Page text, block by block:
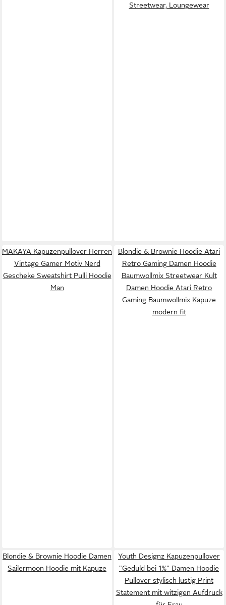
Streetwear, Loungewear
MAKAYA Kapuzenpullover Herren
Vintage Gamer Motiv Nerd
Gescheke Sweatshirt Pulli Hoodie
Man
Blondie & Brownie Hoodie Atari
Retro Gaming Damen Hoodie
Baumwollmix Streetwear Kult
Damen Hoodie Atari Retro
Gaming Baumwollmix Kapuze
modern fit
Blondie & Brownie Hoodie Damen
Sailermoon Hoodie mit Kapuze
Youth Designz Kapuzenpullover
"Geduld bei 1%" Damen Hoodie
Pullover stylisch lustig Print
Statement mit witzigen Aufdruck